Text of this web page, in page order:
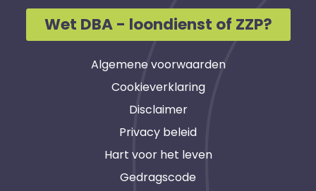
Wet DBA - loondienst of ZZP?
Algemene voorwaarden
Cookieverklaring
Disclaimer
Privacy beleid
Hart voor het leven
Gedragscode